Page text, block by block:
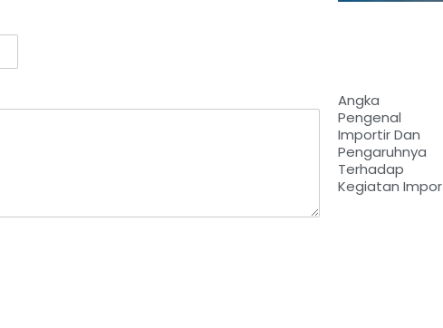
Angka
Pengenal
Importir Dan
Pengaruhnya
Terhadap
Kegiatan Impor